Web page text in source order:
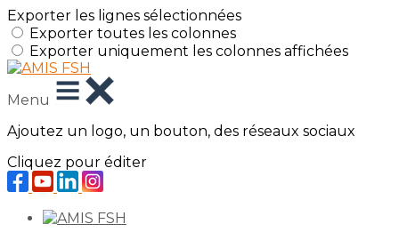
Exporter les lignes sélectionnées
Exporter toutes les colonnes
Exporter uniquement les colonnes affichées
Menu
Ajoutez un logo, un bouton, des réseaux sociaux
Cliquez pour éditer